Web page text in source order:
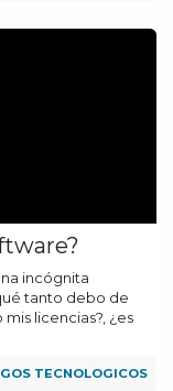
incógnita
tanto debo de
licencias?, ¿es
TECNOLOGICOS